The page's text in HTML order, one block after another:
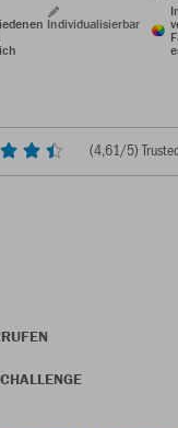
Individualisierbar
(4,61/5)